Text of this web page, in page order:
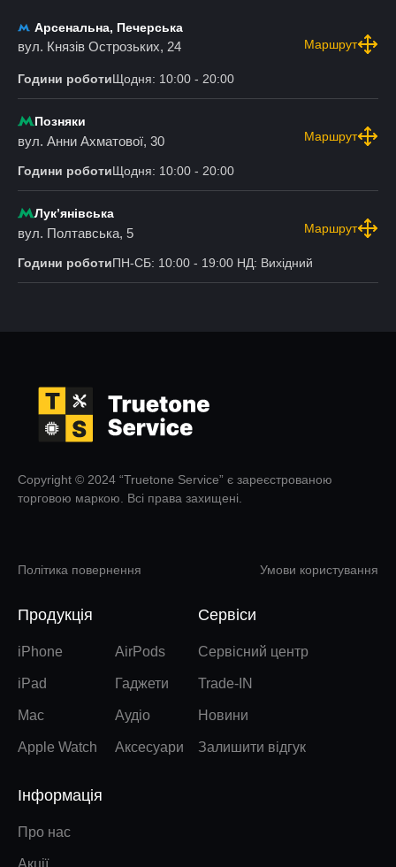
Арсенальна, Печерська
вул. Князів Острозьких, 24 Маршрут
Години роботиЩодня: 10:00 - 20:00
Позняки
вул. Анни Ахматової, 30 Маршрут
Години роботиЩодня: 10:00 - 20:00
Лукʼянівська
вул. Полтавська, 5 Маршрут
Години роботиПН-СБ: 10:00 - 19:00 НД: Вихідний
Copyright © 2024 “Truetone Service” є зареєстрованою
торговою маркою. Всі права захищені.
Політика повернення Умови користування
Продукція
iPhone
iPad
Mac
Apple Watch
AirPods
Гаджети
Аудіо
Аксесуари
Сервіси
Сервісний центр
Trade-IN
Новини
Залишити відгук
Інформація
Про нас